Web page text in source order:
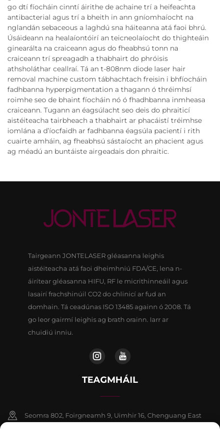
go dtí fíocháin cinntí áirithe de achaine trí a heifeachta
antibacterial agus trí a bheith in ann gníomhaíocht na
nglandán sebaceous a laghdú sna háiteanna atá faoi bhrú.
Úsáideann na healaíontóirí an teicneolaíocht do thighteáin
ginearálta na craiceann agus do fheabhsú tonn na
craiceann trí spreagadh a thabhairt do phróisis
athsholáthar ceallraí. Tá an t-808nm diode laser hair
removal machine custom tábhachtach freisin i bhfíocháin
fadhbanna hyperpigmentation a thagann ó thréimhsí
roimhe seo de bhaint fíocháin nó ó fhadhbanna inmheasa
craiceann. Tugann an éagsúlacht seo deis do phraiticí
aistéiteacha tairbheach a thabhairt ar phacáistí tréimhse
iomlána a d’íocfaidh ar fadhbanna éagsúla pacientí i rith
cuairte amháin, ag fheabhsú sástaíocht an phacient agus
ag méadú an buntáiste airgeadais don phraitic.
Tairgeann JONTELASER gléasanna leighis
aistéiteacha atá faoi dheimhniú FDA/CE, lena n-
áirítear gléasanna HIFU, RF le micrithinneáil agus
lasairí frachshinúil CO2 do chlinicí ar fud an
domhain. Tá ceadúnas ISO 13485 againn ó 2008. Tá
go leor gairmí leighis ag brath orainn. Iarr ar
chuidiú inniu.
TEAGMHÁIL
Seomra 802, Foirgneamh 9, Uimhir 16, Chenguang East